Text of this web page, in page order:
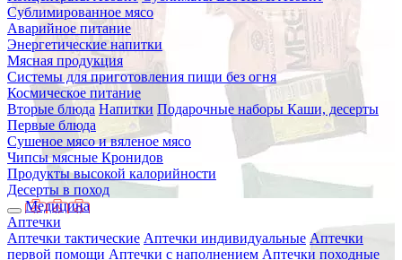
Сублимированное мясо
Аварийное питание
Энергетические напитки
Мясная продукция
Системы для приготовления пищи без огня
Космическое питание
Вторые блюда Напитки Подарочные наборы Каши, десерты
Первые блюда
Сушеное мясо и вяленое мясо
Чипсы мясные Кронидов
Продукты высокой калорийности
Десерты в поход
Медицина
Аптечки
Аптечки тактические Аптечки индивидуальные Аптечки
первой помощи Аптечки с наполнением Аптечки походные